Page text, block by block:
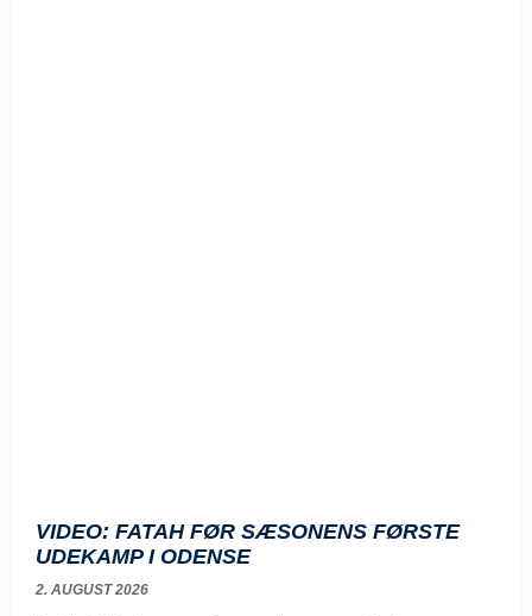
VIDEO: FATAH FØR SÆSONENS FØRSTE
UDEKAMP I ODENSE
2. AUGUST 2026